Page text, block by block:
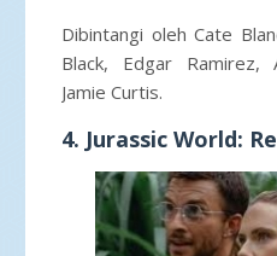
Dibintangi oleh Cate
Black, Edgar Ramirez,
Jamie Curtis.
4. Jurassic World: